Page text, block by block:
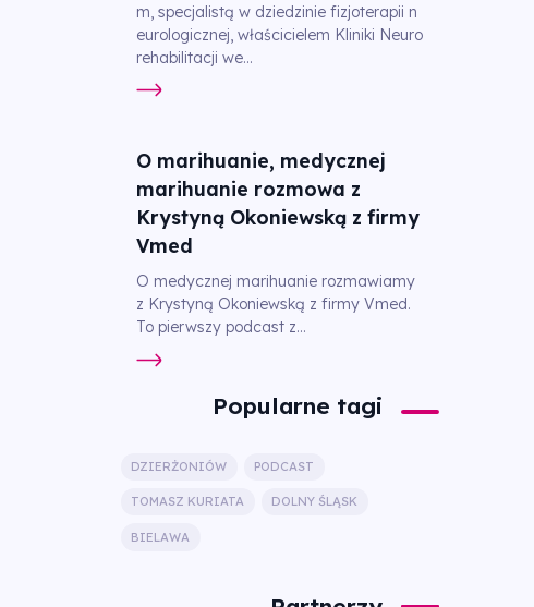
m, specjalistą w dziedzinie fizjoterapii n
eurologicznej, właścicielem Kliniki Neuro
rehabilitacji we...
O marihuanie, medycznej
marihuanie rozmowa z
Krystyną Okoniewską z firmy
Vmed
O medycznej marihuanie rozmawiamy
z Krystyną Okoniewską z firmy Vmed.
To pierwszy podcast z...
Popularne tagi
DZIERŻONIÓW PODCAST
TOMASZ KURIATA DOLNY ŚLĄSK
BIELAWA